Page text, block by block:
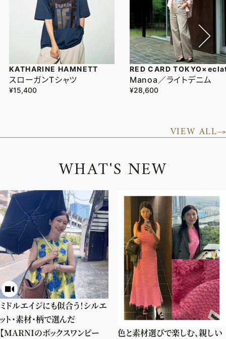
KATHARINE HAMNETT
スローガンTシャツ
¥15,400
RED CARD
Manoa／ライトデニム
¥28,600
VIEW ALL
WHAT'S NEW
ミドルエイジにも似合う！シルエ
ット・素材・柄で選んだ
【MARNIのボックスワンピー
色と素材選びで楽しむ、親しい